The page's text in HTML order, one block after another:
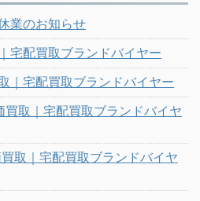
業のお知らせ
宅配買取ブランドバイヤー
｜宅配買取ブランドバイヤー
取｜宅配買取ブランドバイヤ
取｜宅配買取ブランドバイヤ